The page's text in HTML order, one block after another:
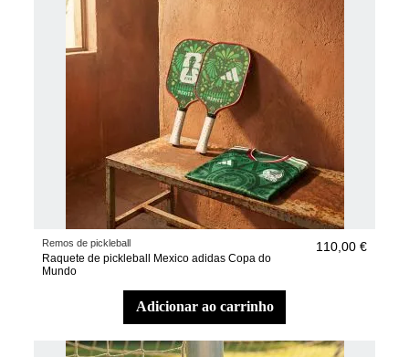
Remos de pickleball
Raquete de pickleball Mexico adidas Copa do
Mundo
110,00 €
adicionar ao carrinho